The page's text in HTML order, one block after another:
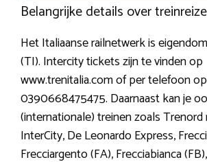
Belangrijke details over
Het Italiaanse railnetwerk is
(TI). Intercity tickets zijn te vinden op
www.trenitalia.com of per telefoon op
0390668475475. Daarnaast kan je
(internationale) treinen zoals Trenord
InterCity, De Leonardo Express,
Frecciargento (FA), Frecciabianca